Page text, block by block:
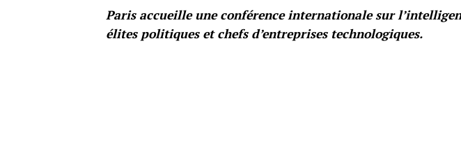
Paris accueille une conférence internationale sur
élites politiques et chefs d’entreprises technologiques.